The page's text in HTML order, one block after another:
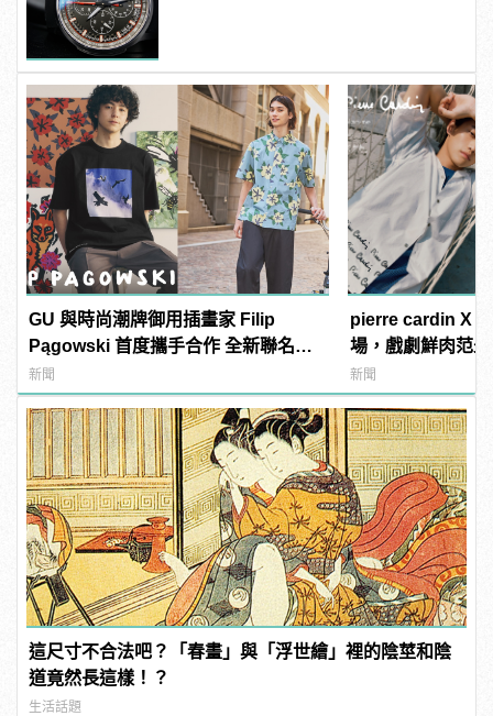
GU 與時尚潮牌御用插畫家 Filip
Pągowski 首度攜手合作 全新聯名系
列今日正式開賣！
新聞
pierre cardin X
場，戲劇鮮肉范
manfashion這樣
新聞
這尺寸不合法吧？「春畫」與「浮世繪」裡的陰莖和陰
道竟然長這樣！？
生活話題